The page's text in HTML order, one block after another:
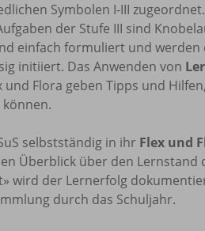
Symbolen I-III
der Stufe III sind
einfach formuliert und
initiiert. Das Anwenden von
Flora geben Tipps und
selbstständig in ihr Flex und
Überblick über den Lernstand
wird der Lernerfolg
durch das Schuljahr.